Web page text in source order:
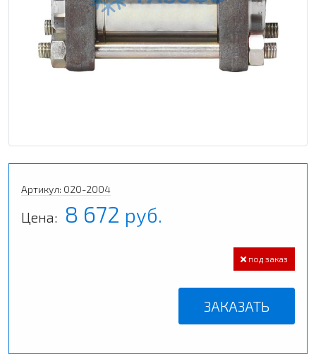
Артикул: 020-2004
Цена: 8 672 руб.
под заказ
ЗАКАЗАТЬ